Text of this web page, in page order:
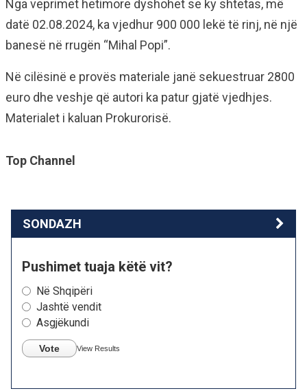
Nga veprimet hetimore dyshohet se ky shtetas, më
datë 02.08.2024, ka vjedhur 900 000 lekë të rinj, në një
banesë në rrugën “Mihal Popi”.
Në cilësinë e provës materiale janë sekuestruar 2800
euro dhe veshje që autori ka patur gjatë vjedhjes.
Materialet i kaluan Prokurorisë.
Top Channel
SONDAZH
Pushimet tuaja këtë vit?
Në Shqipëri
Jashtë vendit
Asgjëkundi
Vote View Results